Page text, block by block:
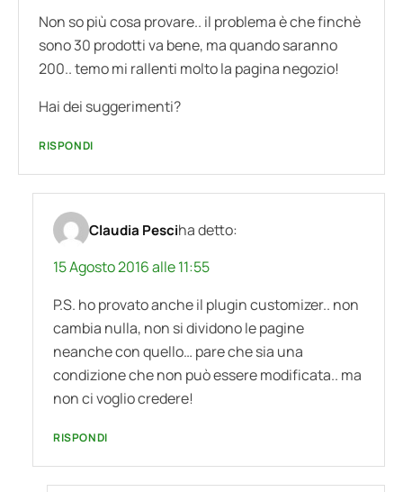
Non so più cosa provare.. il problema è che finchè
sono 30 prodotti va bene, ma quando saranno
200.. temo mi rallenti molto la pagina negozio!
Hai dei suggerimenti?
RISPONDI
Claudia Pesciha detto:
15 Agosto 2016 alle 11:55
P.S. ho provato anche il plugin customizer.. non
cambia nulla, non si dividono le pagine
neanche con quello… pare che sia una
condizione che non può essere modificata.. ma
non ci voglio credere!
RISPONDI